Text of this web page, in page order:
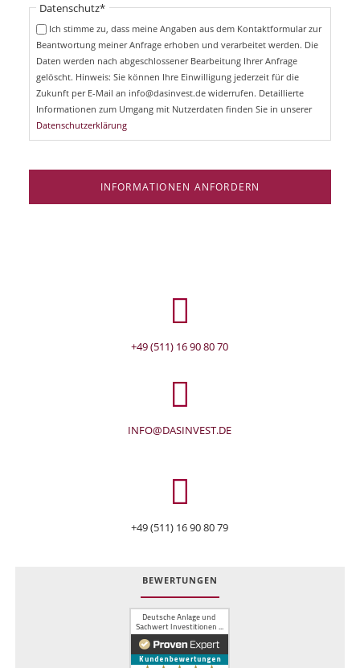
f
Pflichtfeld
Datenschutz*
Ich stimme zu, dass meine Angaben aus dem Kontaktformular zur
Beantwortung meiner Anfrage erhoben und verarbeitet werden. Die
Daten werden nach abgeschlossener Bearbeitung Ihrer Anfrage
gelöscht. Hinweis: Sie können Ihre Einwilligung jederzeit für die
Zukunft per E-Mail an info@dasinvest.de widerrufen. Detaillierte
Informationen zum Umgang mit Nutzerdaten finden Sie in unserer
Datenschutzerklärung
INFORMATIONEN ANFORDERN
+49 (511) 16 90 80 70
INFO@DASINVEST.DE
+49 (511) 16 90 80 79
BEWERTUNGEN